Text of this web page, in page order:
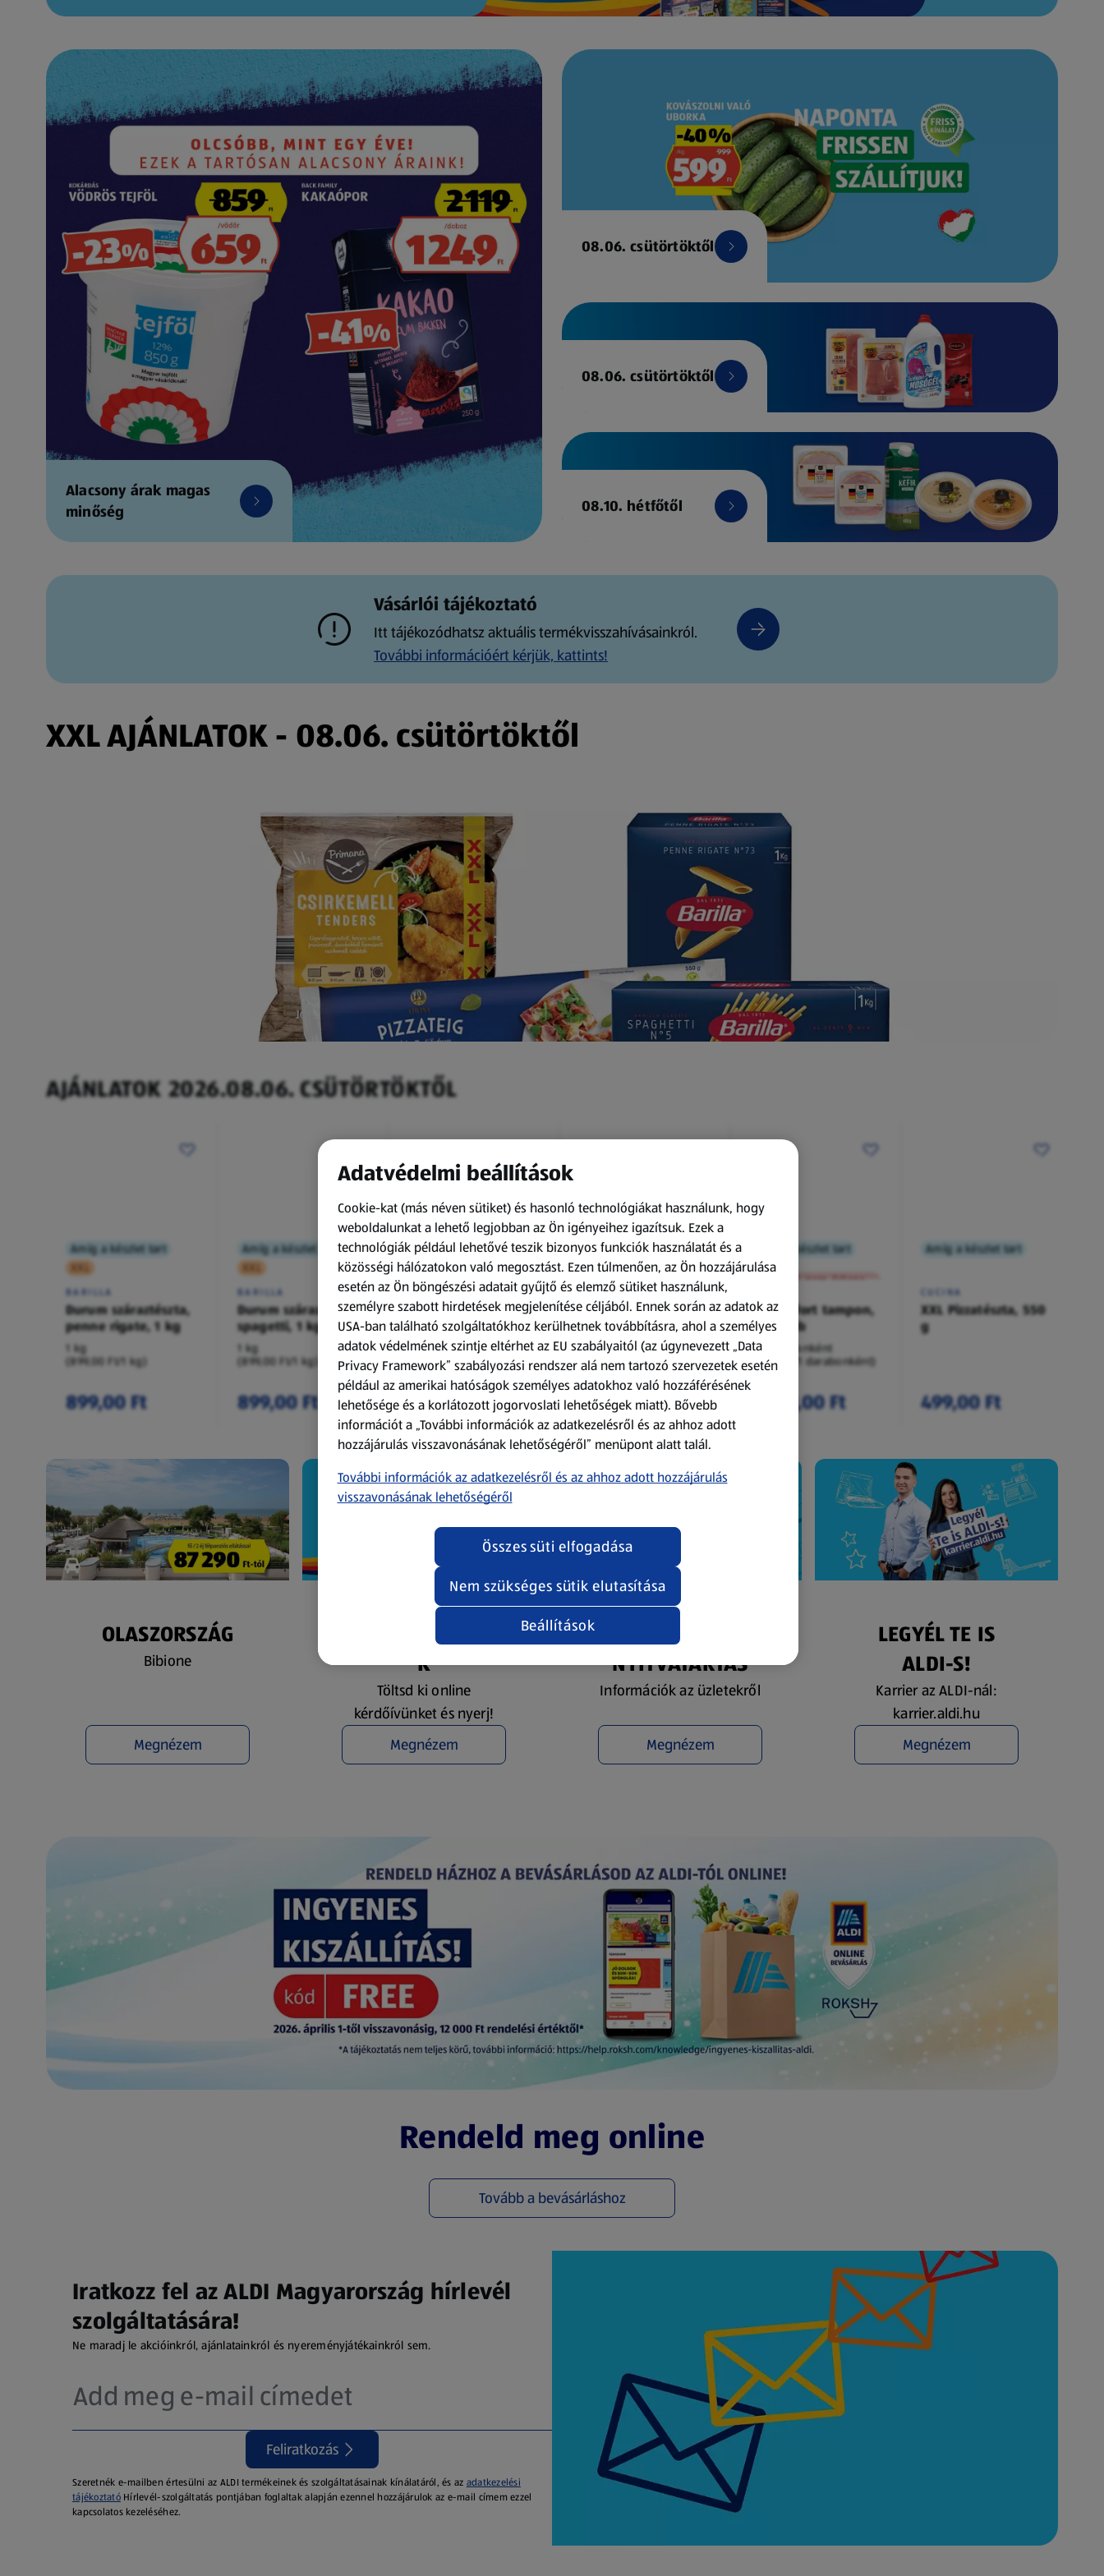
Alacsony árak magas
minőség
08.06. csütörtöktől
08.06. csütörtöktől
08.10. hétfőtől
Vásárlói tájékoztató
Itt tájékozódhatsz aktuális termékvisszahívásainkról.
További információért kérjük, kattints!
XXL AJÁNLATOK - 08.06. csütörtöktől
AJÁNLATOK 2026.08.06. CSÜTÖRTÖKTŐL
Amíg a készlet tart
XXL
BARILLA
Durum száraztészta,
penne rigate, 1 kg
1 kg
(899,00 Ft/1 kg)
899,00 Ft
Amíg a készlet tart
XXL
BARILLA
Durum száraztészta,
spagetti, 1 kg
1 kg
(899,00 Ft/1 kg)
899,00 Ft
Amíg a készlet tart
XXL
ACTIMEL
Actimel joghurtital, 8
palack
0,8 kg
(1 186,25 Ft/1 kg)
949,00 Ft
Amíg a készlet tart
XXL
O.B.
Procomfort tampon,
64 darab
64 darabonként
(59,36 Ft/1 darabonként)
3 799,00 Ft
Amíg a készlet tart
XXL
A termék nem érkezett meg!
Procomfort tampon,
54 darab
54 darabonként
(62,94 Ft/1 darabonként)
3 399,00 Ft
Amíg a készlet tart
CUCINA
XXL Pizzatészta, 550
g
499,00 Ft
OLASZORSZÁG
Bibione
Megnézem
NYEREMÉNYJÁTÉ
K
Töltsd ki online
kérdőívünket és nyerj!
Megnézem
ÜZLETKERESŐ ÉS
NYITVATARTÁS
Információk az üzletekről
Megnézem
LEGYÉL TE IS
ALDI-S!
Karrier az ALDI-nál:
karrier.aldi.hu
Megnézem
(új oldalon nyílik meg)
Rendeld meg online
Tovább a bevásárláshoz
(új oldalon nyílik meg)
Iratkozz fel az ALDI Magyarország hírlevél
szolgáltatására!
Ne maradj le akcióinkról, ajánlatainkról és nyereményjátékainkról sem.
Feliratkozás
Szeretnék e-mailben értesülni az ALDI termékeinek és szolgáltatásainak kínálatáról, és az adatkezelési
tájékoztatóHírlevél-szolgáltatás pontjában foglaltak alapján ezennel hozzájárulok az e-mail címem ezzel
kapcsolatos kezeléséhez.
Adatvédelmi beállítások
Cookie-kat (más néven sütiket) és hasonló technológiákat használunk, hogy
weboldalunkat a lehető legjobban az Ön igényeihez igazítsuk. Ezek a
technológiák például lehetővé teszik bizonyos funkciók használatát és a
közösségi hálózatokon való megosztást. Ezen túlmenően, az Ön hozzájárulása
esetén az Ön böngészési adatait gyűjtő és elemző sütiket használunk,
személyre szabott hirdetések megjelenítése céljából. Ennek során az adatok az
USA-ban található szolgáltatókhoz kerülhetnek továbbításra, ahol a személyes
adatok védelmének szintje eltérhet az EU szabályaitól (az úgynevezett „Data
Privacy Framework” szabályozási rendszer alá nem tartozó szervezetek esetén
például az amerikai hatóságok személyes adatokhoz való hozzáférésének
lehetősége és a korlátozott jogorvoslati lehetőségek miatt). Bővebb
információt a „További információk az adatkezelésről és az ahhoz adott
hozzájárulás visszavonásának lehetőségéről” menüpont alatt talál.
További információk az adatkezelésről és az ahhoz adott hozzájárulás
visszavonásának lehetőségéről
Beállítások
Nem szükséges sütik elutasítása
Összes süti elfogadása